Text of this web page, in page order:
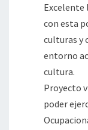
Excelente
con esta
culturas y
entorno
cultura.
Proyecto
poder